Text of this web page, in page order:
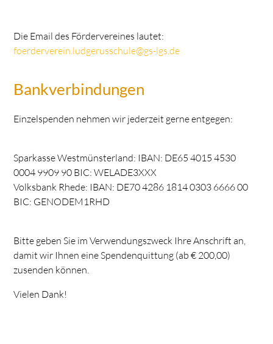
Die Email des Fördervereines lautet:
foerderverein.ludgerusschule@gs-lgs.de
Bankverbindungen
Einzelspenden nehmen wir jederzeit gerne entgegen:
Sparkasse Westmünsterland: IBAN: DE65 4015 4530
0004 9909 90 BIC: WELADE3XXX
Volksbank Rhede: IBAN: DE70 4286 1814 0303 6666 00
BIC: GENODEM1RHD
Bitte geben Sie im Verwendungszweck Ihre Anschrift an,
damit wir Ihnen eine Spendenquittung (ab € 200,00)
zusenden können.
Vielen Dank!